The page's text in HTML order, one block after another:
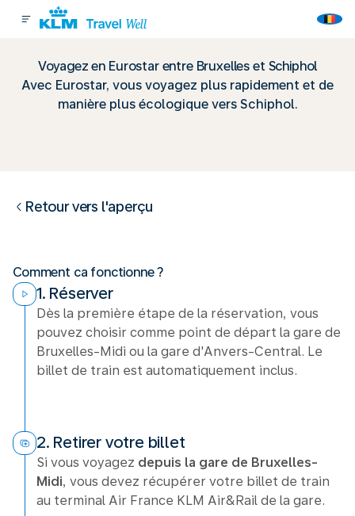
Voyagez en Eurostar entre Bruxelles et Schiphol
Avec Eurostar, vous voyagez plus rapidement et de
manière plus écologique vers Schiphol.
Retour vers l'aperçu
Comment ca fonctionne ?
1. Réserver
Dès la première étape de la réservation, vous
pouvez choisir comme point de départ la gare de
Bruxelles-Midi ou la gare d'Anvers-Central. Le
billet de train est automatiquement inclus.
2. Retirer votre billet
Si vous voyagez depuis la gare de Bruxelles-
Midi, vous devez récupérer votre billet de train
au terminal Air France KLM Air&Rail de la gare.